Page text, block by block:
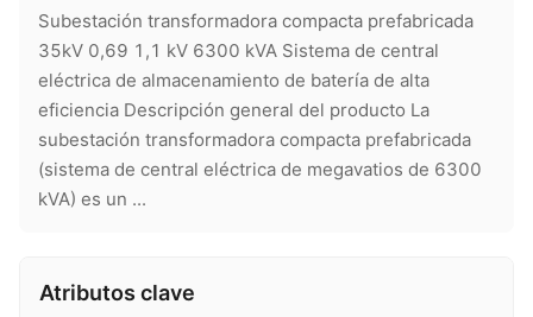
Subestación transformadora compacta prefabricada
35kV 0,69 1,1 kV 6300 kVA Sistema de central
eléctrica de almacenamiento de batería de alta
eficiencia Descripción general del producto La
subestación transformadora compacta prefabricada
(sistema de central eléctrica de megavatios de 6300
kVA) es un ...
Atributos clave